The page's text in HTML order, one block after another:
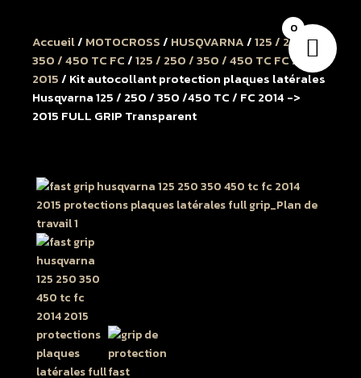
Accueil/ MOTOCROSS/ HUSQVARNA/125 / 250 /
350 / 450 TC FC/125 / 250 / 350 / 450 TC FC 2014 à
2015/ Kit autocollant protection plaques latérales
Husqvarna 125 / 250 / 350 /450 TC / FC 2014 ->
2015 FULL GRIP Transparent
0